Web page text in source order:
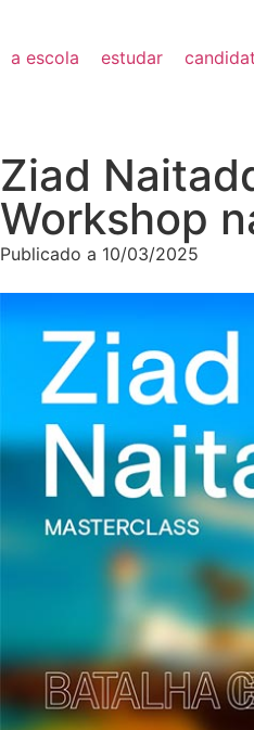
a escola estudar
Ziad
Workshop
Publicado a 10/03/2025